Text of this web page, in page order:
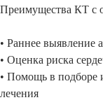
Преимущества КТ с
• Раннее выявление
• Оценка риска
• Помощь в подборе
лечения